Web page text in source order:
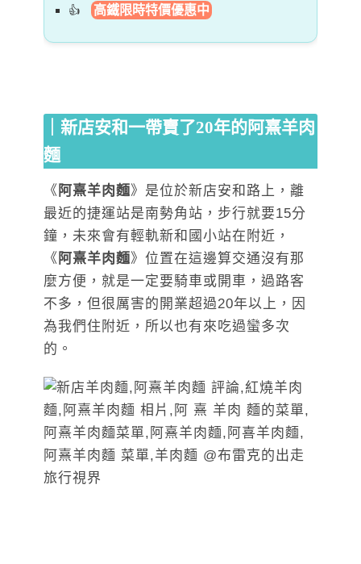
高鐵限時特價優惠中
｜新店安和一帶賣了20年的阿熹羊肉
麵
《 阿熹羊肉麵》是位於新店安和路上，離
最近的捷運站是南勢角站，步行就要15分
鐘，未來會有輕軌新和國小站在附近，
《 阿熹羊肉麵》位置在這邊算交通沒有那
麼方便，就是一定要騎車或開車，過路客
不多，但很厲害的開業超過20年以上，因
為我們住附近，所以也有來吃過蠻多次
的。